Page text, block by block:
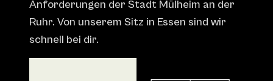
Anforderungen der Stadt Mülheim an der
Ruhr. Von unserem Sitz in Essen sind wir
schnell bei dir.